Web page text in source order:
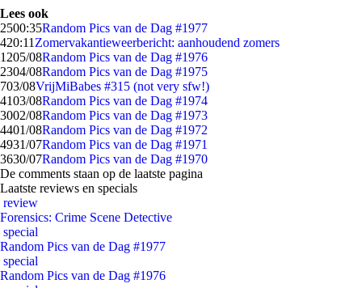
Lees ook
2500:35Random Pics van de Dag #1977
420:11 Zomervakantieweerbericht: aanhoudend zomers
1205/08Random Pics van de Dag #1976
2304/08Random Pics van de Dag #1975
703/08VrijMiBabes #315 (not very sfw!)
4103/08Random Pics van de Dag #1974
3002/08Random Pics van de Dag #1973
4401/08Random Pics van de Dag #1972
4931/07Random Pics van de Dag #1971
3630/07Random Pics van de Dag #1970
De comments staan op de laatste pagina
Laatste reviews en specials
review
Forensics: Crime Scene Detective
special
Random Pics van de Dag #1977
special
Random Pics van de Dag #1976